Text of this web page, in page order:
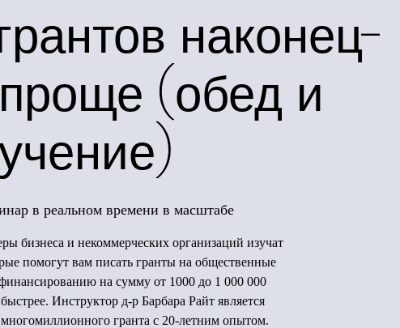
наконец-
(обед и
в реальном времени в масштабе
бизнеса и некоммерческих организаций изучат
помогут вам писать гранты на общественные
на сумму от 1000 до 1 000 000
Инструктор д-р Барбара Райт является
гранта с 20-летним опытом.